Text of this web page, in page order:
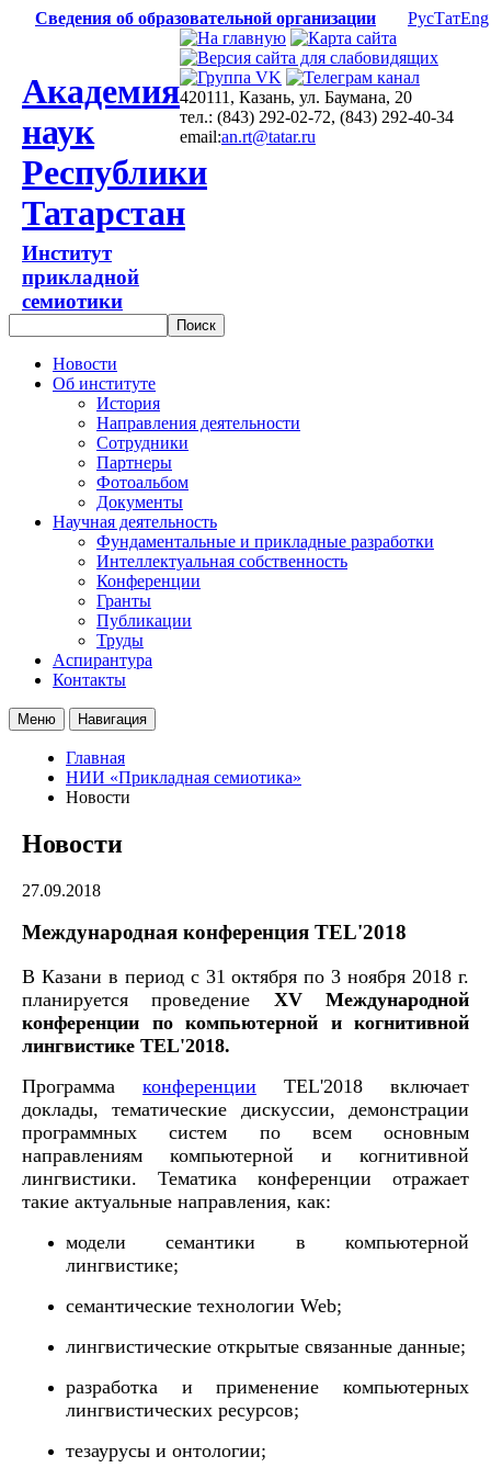
Сведения об образовательной организации РусТатEng
Академия
наук
Республики
Татарстан
Институт
прикладной
семиотики
420111, Казань, ул. Баумана, 20
тел.: (843) 292-02-72, (843) 292-40-34
email:an.rt@tatar.ru
Новости
Об институте
История
Направления деятельности
Сотрудники
Партнеры
Фотоальбом
Документы
Научная деятельность
Фундаментальные и прикладные разработки
Интеллектуальная собственность
Конференции
Гранты
Публикации
Труды
Аспирантура
Контакты
Меню Навигация
Главная
НИИ «Прикладная семиотика»
Новости
Новости
27.09.2018
Международная конференция TEL'2018
В Казани в период с 31 октября по 3 ноября 2018 г.
планируется проведение XV Международной
конференции по компьютерной и когнитивной
лингвистике TEL'2018.
Программа конференции TEL'2018 включает
доклады, тематические дискуссии, демонстрации
программных систем по всем основным
направлениям компьютерной и когнитивной
лингвистики. Тематика конференции отражает
такие актуальные направления, как:
модели семантики в компьютерной
лингвистике;
семантические технологии Web;
лингвистические открытые связанные данные;
разработка и применение компьютерных
лингвистических ресурсов;
тезаурусы и онтологии;